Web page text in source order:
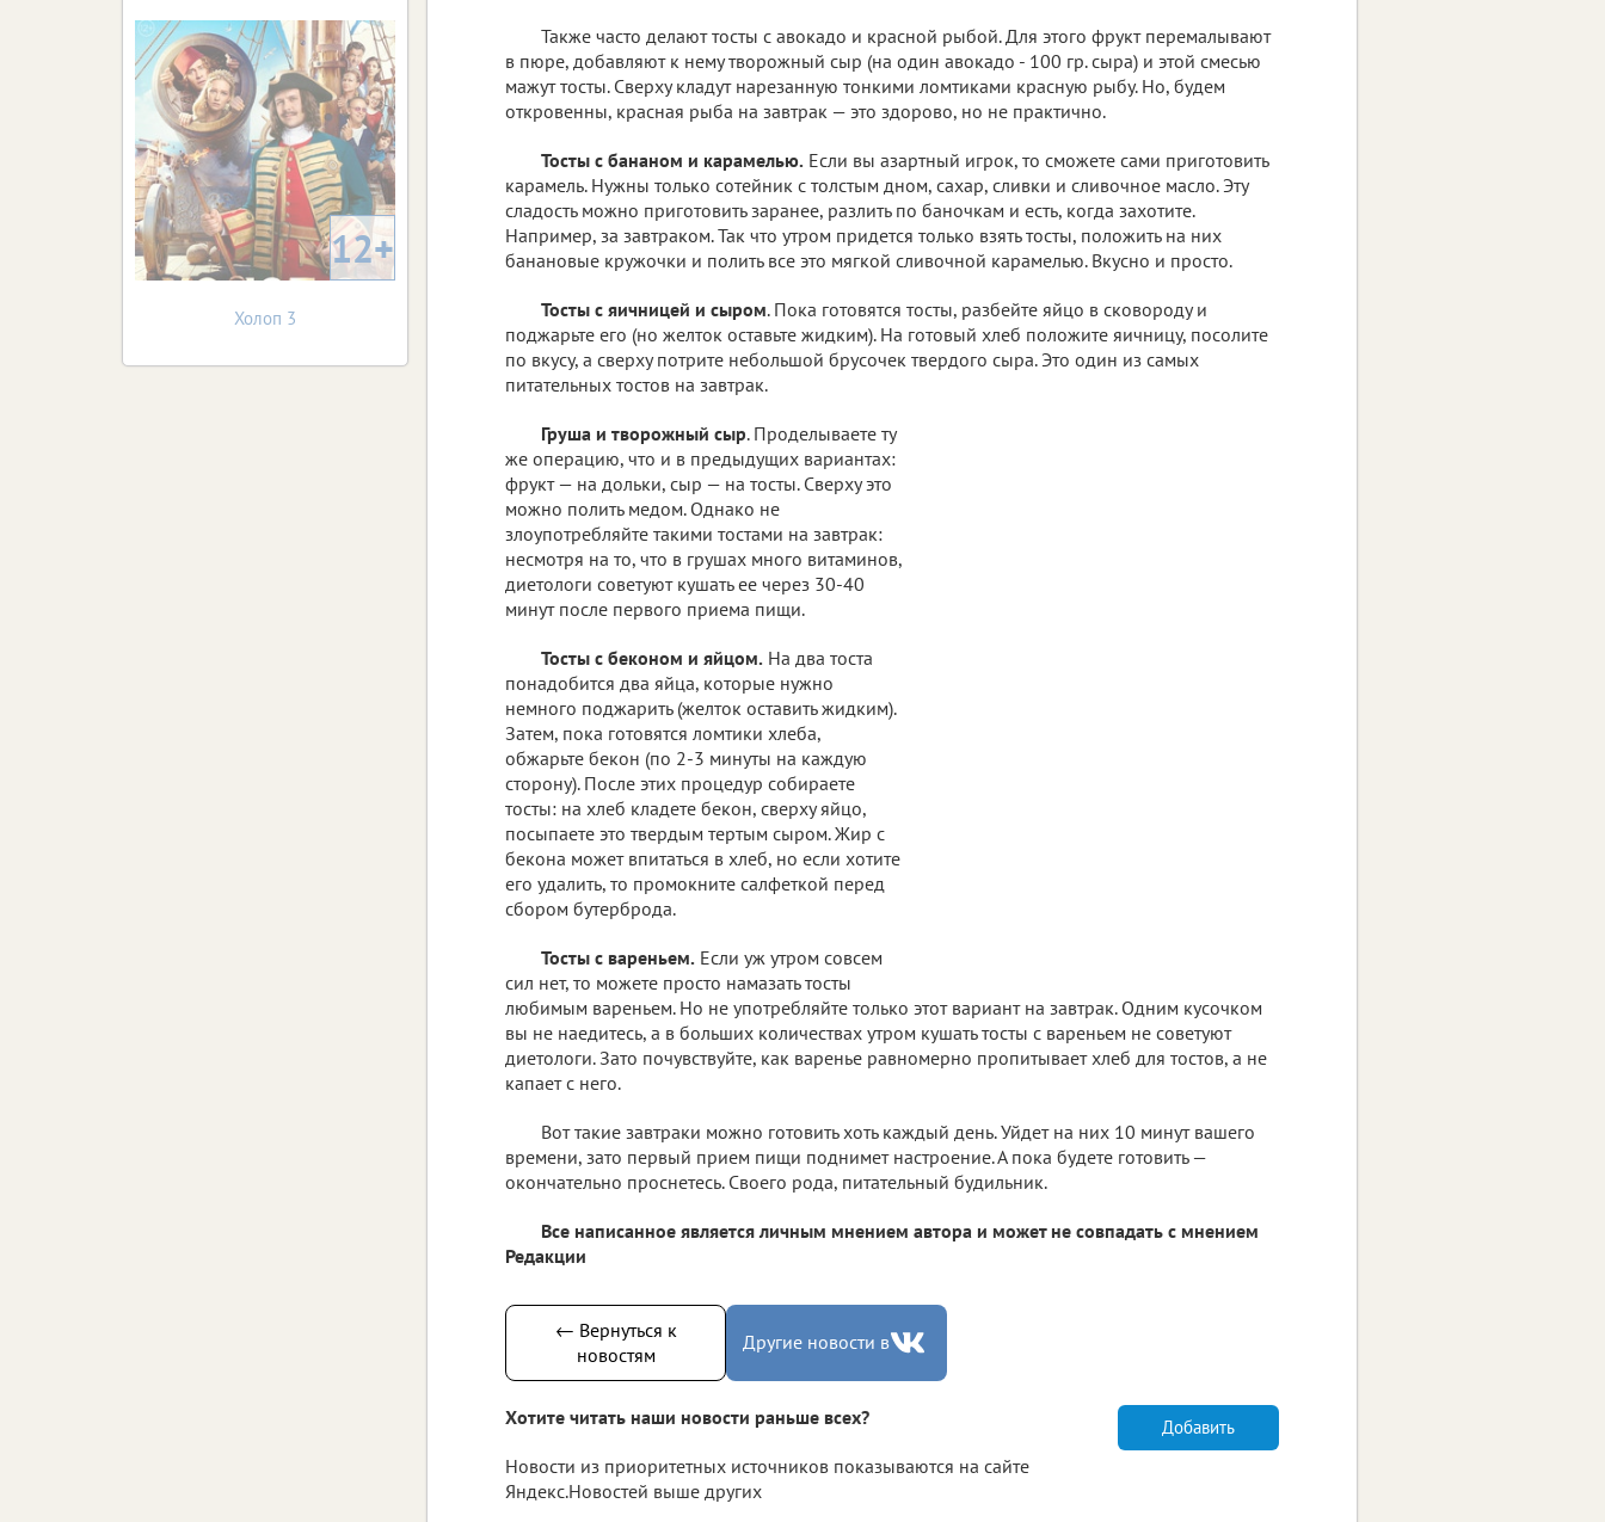
Также часто делают тосты с авокадо и красной рыбой. Для этого фрукт перемалывают
в пюре, добавляют к нему творожный сыр (на один авокадо - 100 гр. сыра) и этой смесью
мажут тосты. Сверху кладут нарезанную тонкими ломтиками красную рыбу. Но, будем
откровенны, красная рыба на завтрак — это здорово, но не практично.
Тосты с бананом и карамелью. Если вы азартный игрок, то сможете сами приготовить
карамель. Нужны только сотейник с толстым дном, сахар, сливки и сливочное масло. Эту
сладость можно приготовить заранее, разлить по баночкам и есть, когда захотите.
Например, за завтраком. Так что утром придется только взять тосты, положить на них
банановые кружочки и полить все это мягкой сливочной карамелью. Вкусно и просто.
Тосты с яичницей и сыром. Пока готовятся тосты, разбейте яйцо в сковороду и
поджарьте его (но желток оставьте жидким). На готовый хлеб положите яичницу, посолите
по вкусу, а сверху потрите небольшой брусочек твердого сыра. Это один из самых
питательных тостов на завтрак.
Груша и творожный сыр. Проделываете ту
же операцию, что и в предыдущих вариантах:
фрукт — на дольки, сыр — на тосты. Сверху это
можно полить медом. Однако не
злоупотребляйте такими тостами на завтрак:
несмотря на то, что в грушах много витаминов,
диетологи советуют кушать ее через 30-40
минут после первого приема пищи.
Тосты с беконом и яйцом. На два тоста
понадобится два яйца, которые нужно
немного поджарить (желток оставить жидким).
Затем, пока готовятся ломтики хлеба,
обжарьте бекон (по 2-3 минуты на каждую
сторону). После этих процедур собираете
тосты: на хлеб кладете бекон, сверху яйцо,
посыпаете это твердым тертым сыром. Жир с
бекона может впитаться в хлеб, но если хотите
его удалить, то промокните салфеткой перед
сбором бутерброда.
Тосты с вареньем. Если уж утром совсем
сил нет, то можете просто намазать тосты
любимым вареньем. Но не употребляйте только этот вариант на завтрак. Одним кусочком
вы не наедитесь, а в больших количествах утром кушать тосты с вареньем не советуют
диетологи. Зато почувствуйте, как варенье равномерно пропитывает хлеб для тостов, а не
капает с него.
Вот такие завтраки можно готовить хоть каждый день. Уйдет на них 10 минут вашего
времени, зато первый прием пищи поднимет настроение. А пока будете готовить —
окончательно проснетесь. Своего рода, питательный будильник.
Все написанное является личным мнением автора и может не совпадать с мнением
Редакции
← Вернуться к
новостям
Другие новости в
Хотите читать наши новости раньше всех?
Новости из приоритетных источников показываются на сайте
Яндекс.Новостей выше других
Добавить
12+
Холоп 3